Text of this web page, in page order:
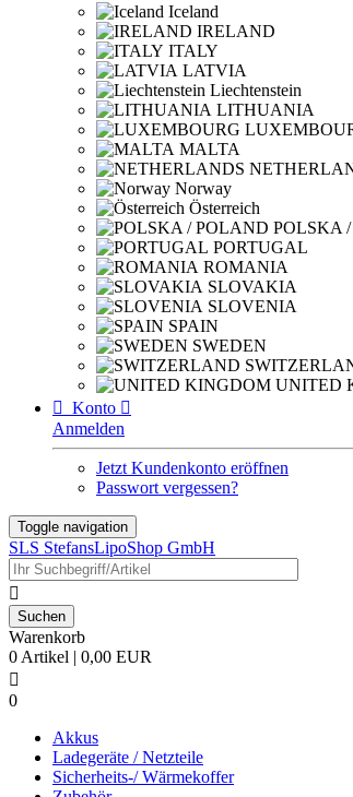
Iceland
IRELAND
ITALY
LATVIA
Liechtenstein
LITHUANIA
MALTA
Norway
Österreich
POLSKA
PORTUGAL
ROMANIA
SLOVAKIA
SLOVENIA
SPAIN
SWEDEN
UNITED
 Konto 
Anmelden
Jetzt Kundenkonto eröffnen
Passwort vergessen?
Toggle navigation
SLS StefansLipoShop GmbH

Warenkorb
0 Artikel | 0,00 EUR

0
Akkus
Ladegeräte / Netzteile
Sicherheits-/ Wärmekoffer